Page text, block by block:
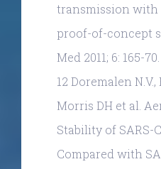
transmission with
proof-of-concept
Med 2011; 6: 165-70.
12 Doremalen
Morris DH et al.
Stability of SARS-
Compared with